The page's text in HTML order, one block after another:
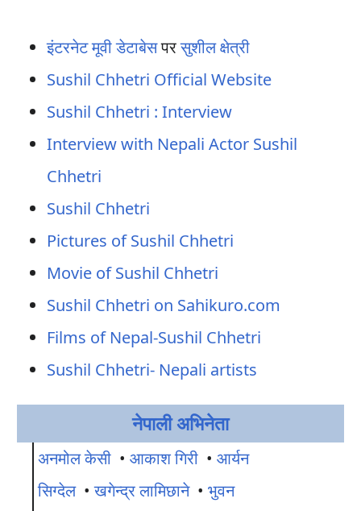
इंटरनेट मूवी डेटाबेसपरसुशील क्षेत्री
Sushil Chhetri Official Website
Sushil Chhetri : Interview
Interview with Nepali Actor Sushil
Chhetri
Sushil Chhetri
Pictures of Sushil Chhetri
Movie of Sushil Chhetri
Sushil Chhetri on Sahikuro.com
Films of Nepal-Sushil Chhetri
Sushil Chhetri- Nepali artists
नेपाली अभिनेता
अनमोल केसी • आकाश गिरी • आर्यन
सिग्देल•खगेन्द्र लामिछाने• भुवन